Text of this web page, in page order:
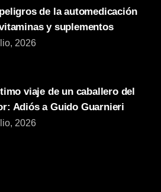
de la automedicación
y suplementos
2026
viaje de un caballero del
Adiós a Guido Guarnieri
2026